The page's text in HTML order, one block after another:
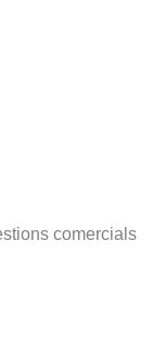
comercials